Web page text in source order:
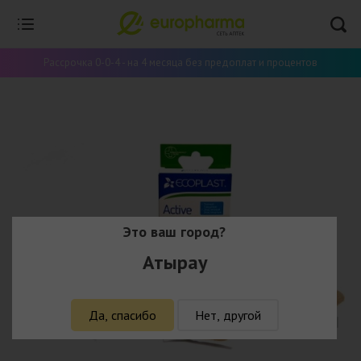
Рассрочка 0-0-4 - на 4 месяца без предоплат и процентов
Это ваш город?
Атырау
Да, спасибо Нет, другой